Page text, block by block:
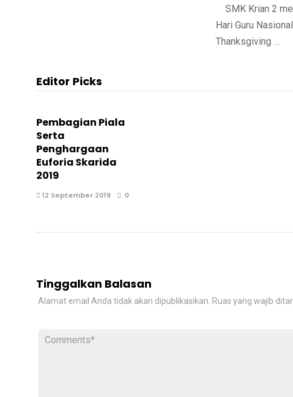
SMK Krian 2
Hari Guru
Thanksgiving …
Editor Picks
Pembagian Piala
Serta
Penghargaan
Euforia Skarida
2019
12 September 2019 0
Tinggalkan Balasan
Alamat email Anda tidak akan dipublikasikan. Ruas yang wajib